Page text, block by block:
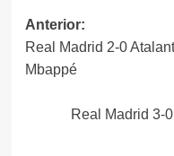
Navegación
de
entradas
Anterior:
Real Madrid 2-0
Mbappé
Real Madrid 3-